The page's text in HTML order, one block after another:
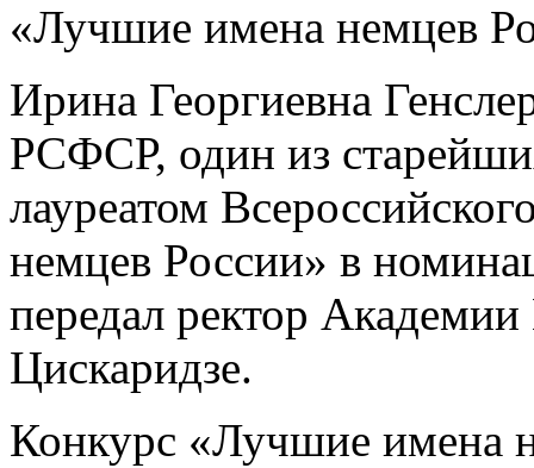
«Лучшие имена немцев
Ирина Георгиевна
РСФСР, один из
лауреатом
немцев России» в
передал ректор
Цискаридзе.
Конкурс «Лучшие имена